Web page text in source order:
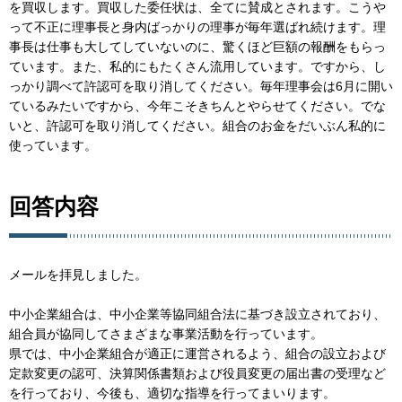
を買収します。買収した委任状は、全てに賛成とされます。こうや
って不正に理事長と身内ばっかりの理事が毎年選ばれ続けます。理
事長は仕事も大してしていないのに、驚くほど巨額の報酬をもらっ
ています。また、私的にもたくさん流用しています。ですから、し
っかり調べて許認可を取り消してください。毎年理事会は6月に開い
ているみたいですから、今年こそきちんとやらせてください。でな
いと、許認可を取り消してください。組合のお金をだいぶん私的に
使っています。
回答内容
メールを拝見しました。
中小企業組合は、中小企業等協同組合法に基づき設立されており、
組合員が協同してさまざまな事業活動を行っています。
県では、中小企業組合が適正に運営されるよう、組合の設立および
定款変更の認可、決算関係書類および役員変更の届出書の受理など
を行っており、今後も、適切な指導を行ってまいります。